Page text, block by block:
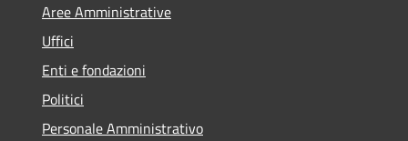
Aree Amministrative
Uffici
Enti e fondazioni
Politici
Personale Amministrativo